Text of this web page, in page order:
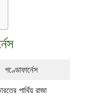
গণ্ডোফার্নেস
পার্থিয় রাজা